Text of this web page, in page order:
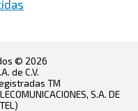
© 2026
de C.V.
TM
S.A. DE